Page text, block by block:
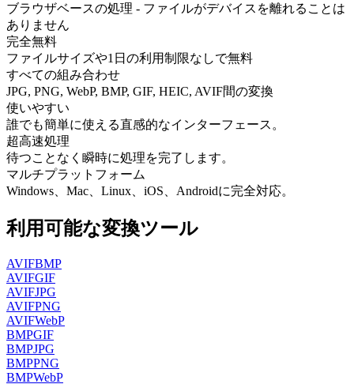
ブラウザベースの処理 - ファイルがデバイスを離れることは
ありません
完全無料
ファイルサイズや1日の利用制限なしで無料
すべての組み合わせ
JPG, PNG, WebP, BMP, GIF, HEIC, AVIF間の変換
使いやすい
誰でも簡単に使える直感的なインターフェース。
超高速処理
待つことなく瞬時に処理を完了します。
マルチプラットフォーム
Windows、Mac、Linux、iOS、Androidに完全対応。
利用可能な変換ツール
AVIFBMP
AVIFGIF
AVIFJPG
AVIFPNG
AVIFWebP
BMPGIF
BMPJPG
BMPPNG
BMPWebP